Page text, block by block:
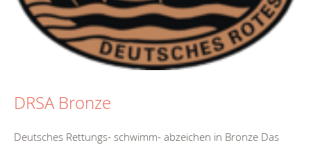
DRSA Bronze
Deutsches Rettungs- schwimm- abzeichen in Bronze Das